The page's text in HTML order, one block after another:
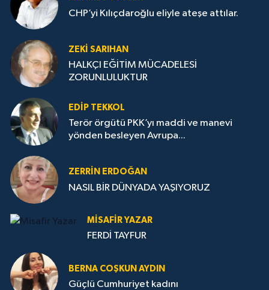
CHP’yi Kılıçdaroğlu eliyle ateşe attılar.
ZEKI SARIHAN
HALKÇI EĞİTİM MÜCADELESİ
ZORUNLULUKTUR
EDIP TEKKOL
Terör örgütü PKK’yı maddi ve manevi
yönden besleyen Avrupa...
ZERRIN ERDOĞAN
NASIL BİR DÜNYADA YAŞIYORUZ
MISAFIR YAZAR
FERDİ TAYFUR
BERNA COŞKUN AYDIN
Güçlü Cumhuriyet kadını